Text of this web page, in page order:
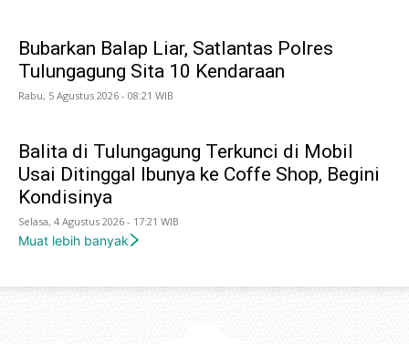
Bubarkan Balap Liar, Satlantas Polres
Tulungagung Sita 10 Kendaraan
Rabu, 5 Agustus 2026 - 08:21 WIB
Balita di Tulungagung Terkunci di Mobil
Usai Ditinggal Ibunya ke Coffe Shop, Begini
Kondisinya
Selasa, 4 Agustus 2026 - 17:21 WIB
Muat lebih banyak